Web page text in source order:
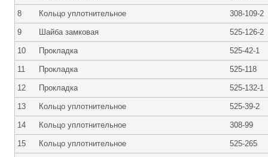
8 Кольцо уплотнительное 308-109-2
9 Шайба замковая 525-126-2
10 Прокладка 525-42-1
11 Прокладка 525-118
12 Прокладка 525-132-1
13 Кольцо уплотнительное 525-39-2
14 Кольцо уплотнительное 308-99
15 Кольцо уплотнительное 525-265